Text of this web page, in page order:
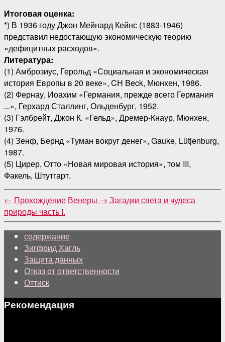
Итоговая оценка:
*) В 1936 году Джон Мейнард Кейнс (1883-1946)
представил недостающую экономическую теорию
«дефицитных расходов».
Литература:
(1) Амброзиус, Герольд «Социальная и экономическая
история Европы в 20 веке», CH Beck, Мюнхен, 1986.
(2) Фернау, Иоахим «Германия, прежде всего Германия
...», Герхард Сталлинг, Ольденбург, 1952.
(3) Гэлбрейт, Джон К. «Гельд», Дремер-Кнаур, Мюнхен,
1976.
(4) Зенф, Бернд «Туман вокруг денег», Gauke, Lütjenburg,
1987.
(5) Цирер, Отто «Новая мировая история», том III,
Факель, Штутгарт.
← Прохождение Венеры → Загадки света и чудеса
природы часть I.
содержание
Зигфрид Хагль
Защита данных
Отказ от ответственности
Оттиск
Рекомендация